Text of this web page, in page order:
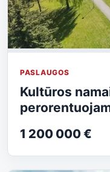
PASLAUGOS
Kultūros
1 200 000 €